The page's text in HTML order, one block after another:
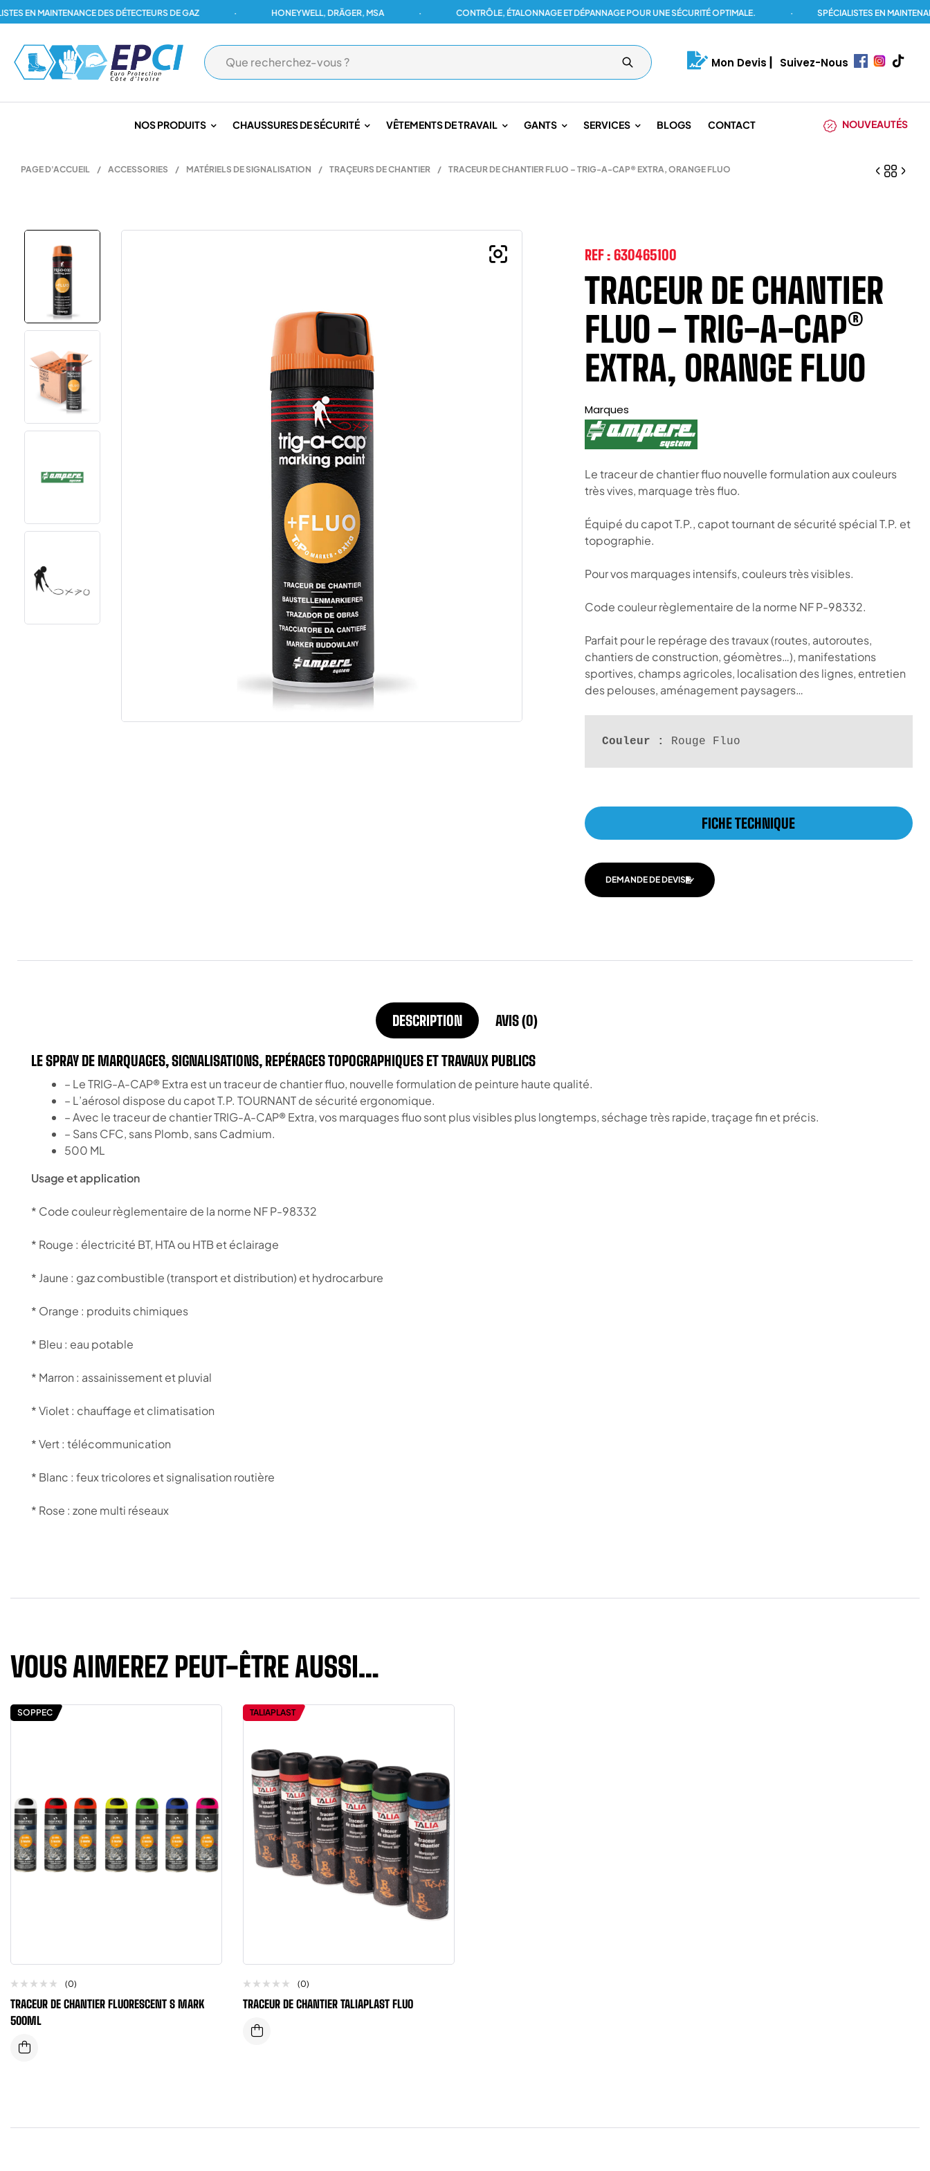
MAINTENANCE DES DÉTECTEURS DE GAZ HONEYWELL, DRÄGER, MSA CONTRÔLE, ÉTALONNAGE ET DÉPANNAGE POUR UNE SÉCURITÉ OPTIMALE. SPÉCIALISTES EN MAINTENANCE
Mon Devis Suivez-Nous
NOS PRODUITS CHAUSSURES DE SÉCURITÉ VÊTEMENTS DE TRAVAIL GANTS SERVICES BLOGS CONTACT NOUVEAUTÉS
PAGE D'ACCUEIL / ACCESSORIES / MATÉRIELS DE SIGNALISATION / TRAÇEURS DE CHANTIER / TRACEUR DE CHANTIER FLUO – TRIG-A-CAP® EXTRA, ORANGE FLUO
REF : 630465100
TRACEUR DE CHANTIER
FLUO – TRIG-A-CAP®
EXTRA, ORANGE FLUO
Marques
Le traceur de chantier fluo nouvelle formulation aux couleurs
très vives, marquage très fluo.
Équipé du capot T.P., capot tournant de sécurité spécial T.P. et
topographie.
Pour vos marquages intensifs, couleurs très visibles.
Code couleur règlementaire de la norme NF P-98332.
Parfait pour le repérage des travaux (routes, autoroutes,
chantiers de construction, géomètres…), manifestations
sportives, champs agricoles, localisation des lignes, entretien
des pelouses, aménagement paysagers…
Couleur : Rouge Fluo
FICHE TECHNIQUE
DEMANDE DE DEVIS
DESCRIPTION AVIS (0)
LE SPRAY DE MARQUAGES, SIGNALISATIONS, REPÉRAGES TOPOGRAPHIQUES ET TRAVAUX PUBLICS
– Le TRIG-A-CAP® Extra est un traceur de chantier fluo, nouvelle formulation de peinture haute qualité.
– L’aérosol dispose du capot T.P. TOURNANT de sécurité ergonomique.
– Avec le traceur de chantier TRIG-A-CAP® Extra, vos marquages fluo sont plus visibles plus longtemps, séchage très rapide, traçage fin et précis.
– Sans CFC, sans Plomb, sans Cadmium.
500 ML
Usage et application
* Code couleur règlementaire de la norme NF P-98332
* Rouge : électricité BT, HTA ou HTB et éclairage
* Jaune : gaz combustible (transport et distribution) et hydrocarbure
* Orange : produits chimiques
* Bleu : eau potable
* Marron : assainissement et pluvial
* Violet : chauffage et climatisation
* Vert : télécommunication
* Blanc : feux tricolores et signalisation routière
* Rose : zone multi réseaux
VOUS AIMEREZ PEUT-ÊTRE AUSSI…
SOPPEC
(0)
TRACEUR DE CHANTIER FLUORESCENT S MARK
500ML
TALIAPLAST
(0)
TRACEUR DE CHANTIER TALIAPLAST FLUO